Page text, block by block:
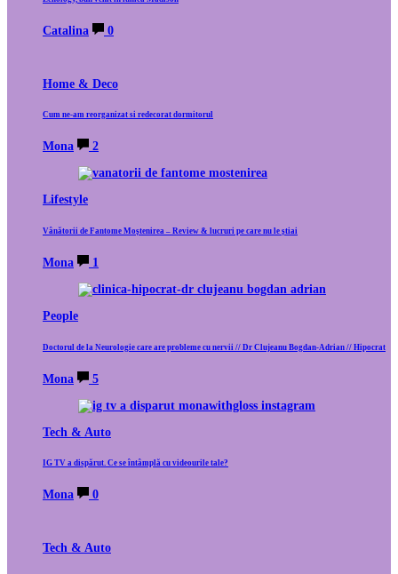
Catalina 0
Home & Deco
Cum ne-am reorganizat si redecorat dormitorul
Mona 2
Lifestyle
Vânătorii de Fantome Moștenirea – Review & lucruri pe care nu le știai
Mona 1
People
Doctorul de la Neurologie care are probleme cu nervii // Dr Clujeanu Bogdan-Adrian // Hipocrat
Mona 5
Tech & Auto
IG TV a dispărut. Ce se întâmplă cu videourile tale?
Mona 0
Tech & Auto